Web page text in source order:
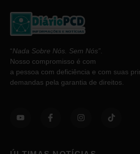
“Nada Sobre Nós. Sem Nós”
Nosso compromisso é com
a pessoa com deficiência e com suas
demandas pela garantia de direitos.